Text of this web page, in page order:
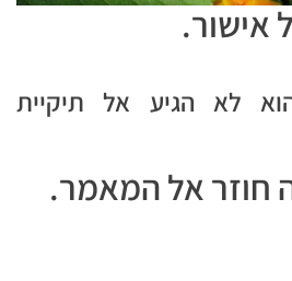
אישור.
לא הגיע אל תיקיית
חוזר אל המאמר.